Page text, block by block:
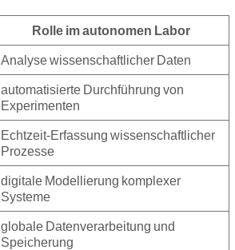
Rolle im autonomen Labor
Analyse wissenschaftlicher Daten
automatisierte Durchführung von
Experimenten
Echtzeit-Erfassung wissenschaftlicher
Prozesse
digitale Modellierung komplexer
Systeme
globale Datenverarbeitung und
Speicherung